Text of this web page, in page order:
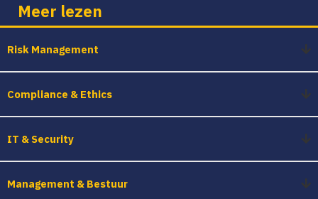
Meer lezen
Risk Management
Compliance & Ethics
IT & Security
Management & Bestuur